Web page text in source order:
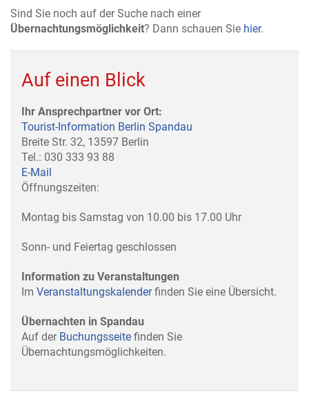
Sind Sie noch auf der Suche nach einer
Übernachtungsmöglichkeit? Dann schauen Sie hier.
Auf einen Blick
Ihr Ansprechpartner vor Ort:
Tourist-Information Berlin Spandau
Breite Str. 32, 13597 Berlin
Tel.: 030 333 93 88
E-Mail
Öffnungszeiten:
Montag bis Samstag von 10.00 bis 17.00 Uhr
Sonn- und Feiertag geschlossen
Information zu Veranstaltungen
Im Veranstaltungskalenderfinden Sie eine Übersicht.
Übernachten in Spandau
Auf der Buchungsseite finden Sie
Übernachtungsmöglichkeiten.